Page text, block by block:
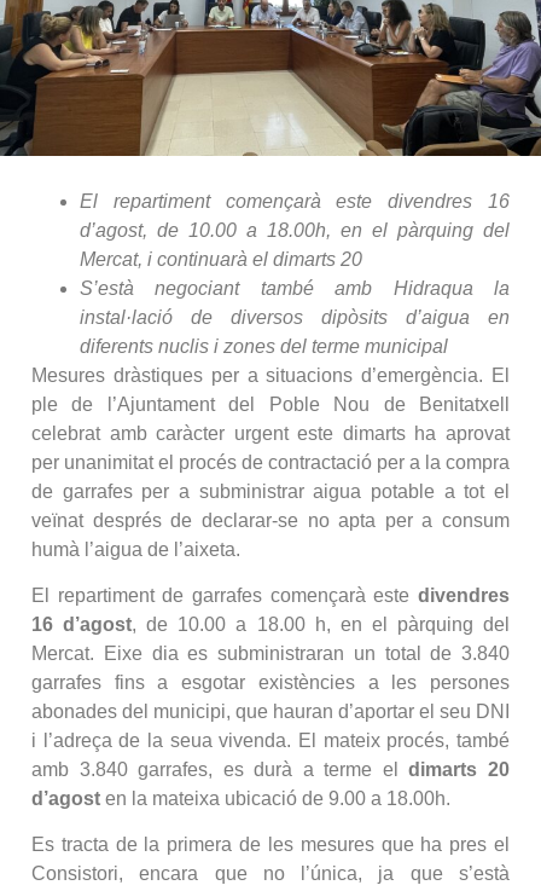
El repartiment començarà este divendres 16
d’agost, de 10.00 a 18.00h, en el pàrquing del
Mercat, i continuarà el dimarts 20
S’està negociant també amb Hidraqua la
instal·lació de diversos dipòsits d’aigua en
diferents nuclis i zones del terme municipal
Mesures dràstiques per a situacions d’emergència. El
ple de l’Ajuntament del Poble Nou de Benitatxell
celebrat amb caràcter urgent este dimarts ha aprovat
per unanimitat el procés de contractació per a la compra
de garrafes per a subministrar aigua potable a tot el
veïnat després de declarar-se no apta per a consum
humà l’aigua de l’aixeta.
El repartiment de garrafes començarà este divendres
16 d’agost, de 10.00 a 18.00 h, en el pàrquing del
Mercat. Eixe dia es subministraran un total de 3.840
garrafes fins a esgotar existències a les persones
abonades del municipi, que hauran d’aportar el seu DNI
i l’adreça de la seua vivenda. El mateix procés, també
amb 3.840 garrafes, es durà a terme eldimarts 20
d’agost en la mateixa ubicació de 9.00 a 18.00h.
Es tracta de la primera de les mesures que ha pres el
Consistori, encara que no l’única, ja que s’està